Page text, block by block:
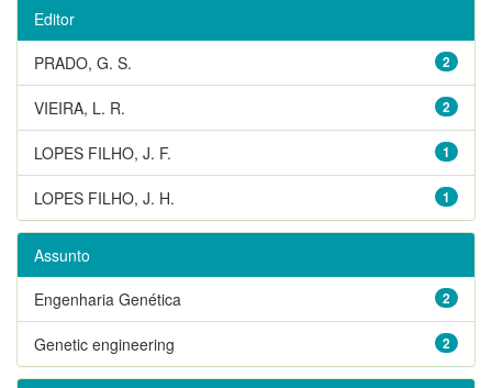
Editor
2
PRADO, G. S.
2
VIEIRA, L. R.
1
LOPES FILHO, J. F.
1
LOPES FILHO, J. H.
Assunto
2
Engenharia Genética
2
Genetic engineering